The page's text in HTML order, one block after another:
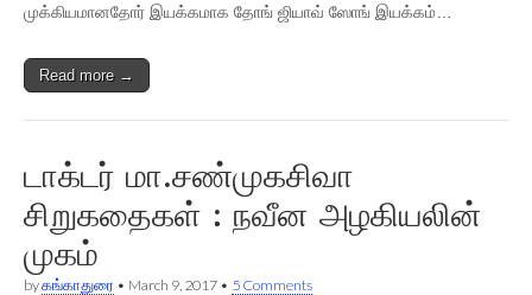
முக்கியமானதோர் இயக்கமாக தோங் ஜியாவ் ஸோங் இயக்கம்…
Read more →
டாக்டர் மா.சண்முகசிவா
சிறுகதைகள் : நவீன அழகியலின்
முகம்
byகங்காதுரை • March 9, 2017 • 5 Comments